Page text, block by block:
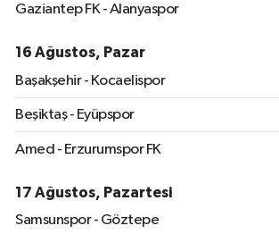
Gaziantep FK - Alanyaspor
16 Ağustos, Pazar
Başakşehir - Kocaelispor
Beşiktaş - Eyüpspor
Amed - Erzurumspor FK
17 Ağustos, Pazartesi
Samsunspor - Göztepe